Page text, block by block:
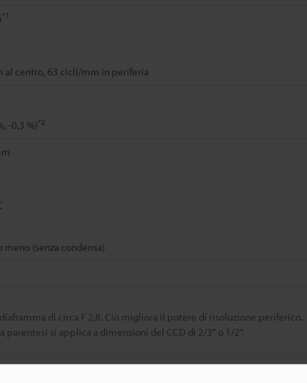
*1
al centro, 63 cicli/mm in periferia
-0,3 %)*2
meno (senza condensa)
di circa F 2,8. Ciò migliora il potere di risoluzione periferico.
si applica a dimensioni del CCD di 2/3" o 1/2".